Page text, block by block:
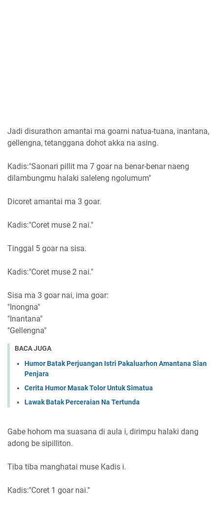
Jadi disurathon amantai ma goarni natua-tuana, inantana,
gellengna, tetanggana dohot akka na asing.
Kadis:"Saonari pillit ma 7 goar na benar-benar naeng
dilambungmu halaki saleleng ngolumum"
Dicoret amantai ma 3 goar.
Kadis:"Coret muse 2 nai."
Tinggal 5 goar na sisa.
Kadis:"Coret muse 2 nai."
Sisa ma 3 goar nai, ima goar:
"Inongna"
"Inantana"
"Gellengna"
BACA JUGA
Humor Batak Perjuangan Istri Pakaluarhon Amantana Sian
Penjara
Cerita Humor Masak Tolor Untuk Simatua
Lawak Batak Perceraian Na Tertunda
Gabe hohom ma suasana di aula i, dirimpu halaki dang
adong be sipilliton.
Tiba tiba manghatai muse Kadis i.
Kadis:"Coret 1 goar nai."